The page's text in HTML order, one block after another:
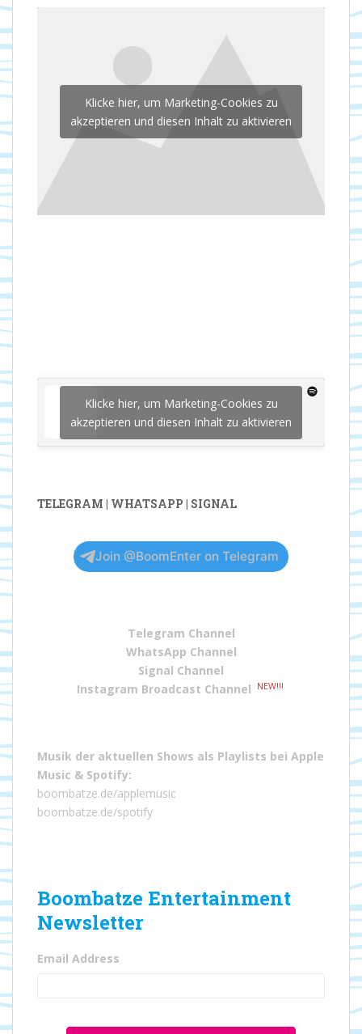
Klicke hier, um Marketing-Cookies zu
akzeptieren und diesen Inhalt zu aktivieren
Klicke hier, um Marketing-Cookies zu
akzeptieren und diesen Inhalt zu aktivieren
TELEGRAM | WHATSAPP | SIGNAL
Join @BoomEnter on Telegram
Telegram Channel
WhatsApp Channel
Signal Channel
Instagram Broadcast Channel
NEW!!!
Musik der aktuellen Shows als Playlists bei Apple
Music & Spotify:
boombatze.de/applemusic
boombatze.de/spotify
Boombatze Entertainment
Newsletter
Email Address